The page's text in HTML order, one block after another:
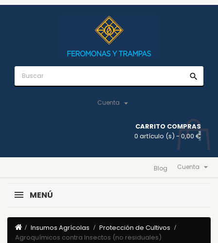
search
Cuenta 
CARRITO COMPRAS
0 artículo (s) - 0,00 €
Cuenta 
Blog
MENÚ
Insumos Agrícolas
Protección de Cultivos
Agroquímicos contra Insectos (no residuales)